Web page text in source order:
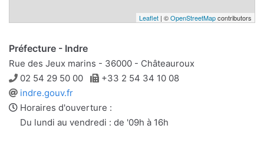
Leaflet | ©OpenStreetMapcontributors
Préfecture - Indre
Rue des Jeux marins - 36000 - Châteauroux
Téléphone
02 54 29 50 00 Télécopie
+33 2 54 34 10 08
Site
web
indre.gouv.fr
Horaires d'ouverture :
Du lundi au vendredi : de '09h à 16h